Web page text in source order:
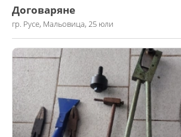
Договаряне
гр. Русе, Мальовица, 25 юли